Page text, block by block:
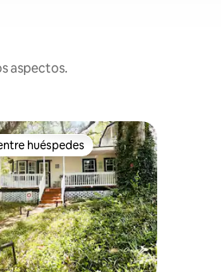
aspectos.
en Favorito entre huéspedes
huéspedes